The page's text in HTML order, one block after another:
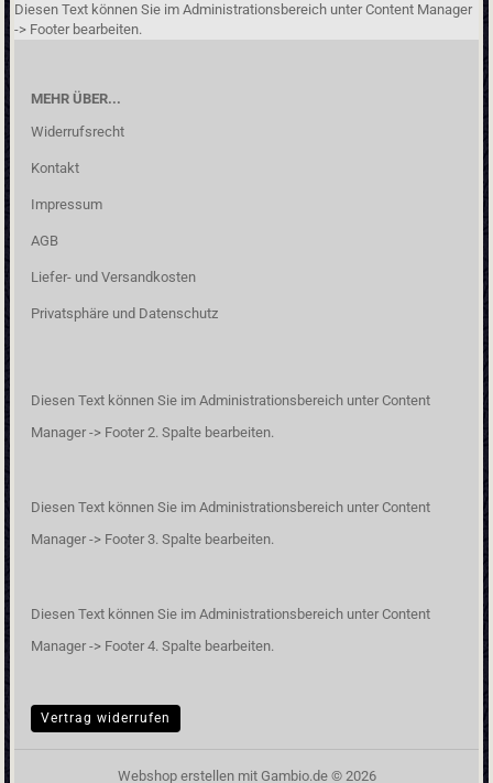
Diesen Text können Sie im Administrationsbereich unter Content Manager
-> Footer bearbeiten.
MEHR ÜBER...
Widerrufsrecht
Kontakt
Impressum
AGB
Liefer- und Versandkosten
Privatsphäre und Datenschutz
Diesen Text können Sie im Administrationsbereich unter Content
Manager -> Footer 2. Spalte bearbeiten.
Diesen Text können Sie im Administrationsbereich unter Content
Manager -> Footer 3. Spalte bearbeiten.
Diesen Text können Sie im Administrationsbereich unter Content
Manager -> Footer 4. Spalte bearbeiten.
Vertrag widerrufen
Webshop erstellenmit Gambio.de © 2026